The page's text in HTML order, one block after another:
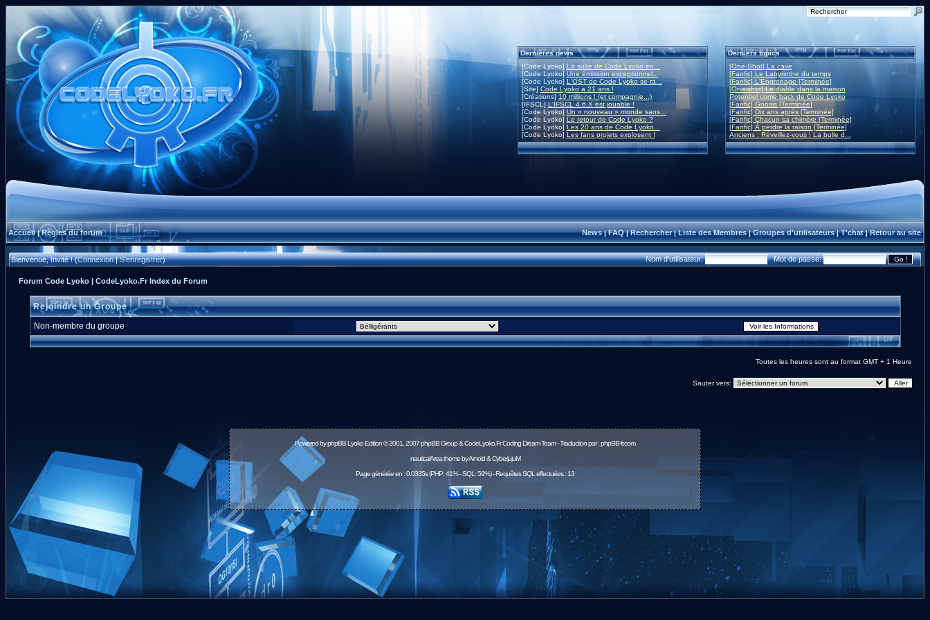
Dernières news
[Code Lyoko] La suite de Code Lyoko en...
[Code Lyoko]Une émission exceptionnel...
[Code Lyoko] L'OST de Code Lyoko se ra...
[Site] Code Lyoko a 21 ans !
[Créations] 10 millions ! (et compagnie...)
[IFSCL]L'IFSCL 4.6.X est jouable !
[Code Lyoko] Un « nouveau » monde sans...
[Code Lyoko] Le retour de Code Lyoko ?
[Code Lyoko] Les 20 ans de Code Lyoko...
[Code Lyoko] Les fans projets explosent !
Derniers topics
[One-Shot] La cave
[Fanfic] Le Labyrinthe du temps
[Fanfic] L'Engrenage [Terminée]
[One-shot] Le diable dans la maison
Potentiel come back de Code Lyoko
[Fanfic] Gnosis [Terminée]
[Fanfic] Dix ans après [Terminée]
[Fanfic] Chacun sa chimère [Terminée]
[Fanfic] À perdre la raison [Terminée]
Anciens : Réveillez-vous ! La bulle d...
Accueil|Règles du forum News|FAQ|Rechercher|Liste des Membres|Groupes d'utilisateurs|T'chat|Retour au site
Bienvenue, Invité ! (Connexion|S'enregistrer) Nom d'utilisateur: Mot de passe:
Forum Code Lyoko | CodeLyoko.Fr Index du Forum
Rejoindre un Groupe
Non-membre du groupe
Toutes les heures sont au format GMT + 1 Heure
Sauter vers:
Powered byphpBBLyoko Edition © 2001, 2007 phpBB Group & CodeLyoko.Fr Coding Dream Team - Traduction par :phpBB-fr.com
nauticalArea theme by Arnold & CyberjujuM
Page générée en : 0.0335s (PHP: 41% - SQL: 59%) - Requêtes SQL effectuées : 13